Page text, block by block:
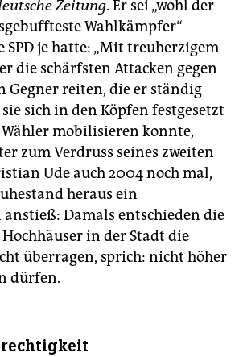
Zeitung. Er sei „wohl der
Wahlkämpfer“
SPD je hatte: „Mit treuherzigem
die schärfsten Attacken gegen
Gegner reiten, die er ständig
sich in den Köpfen festgesetzt
Wähler mobilisieren konnte,
zum Verdruss seines zweiten
Ude auch 2004 noch mal,
heraus ein
anstieß: Damals entschieden die
in der Stadt die
überragen, sprich: nicht höher
dürfen.